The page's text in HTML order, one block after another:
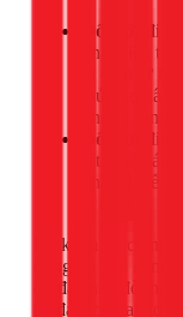
Đối với điện
nháy liên
bị điện tử
thử vào dây
không sáng).
Đối với điện
rệt. Điện áp
pha có thể
Để kiểm tra chính
đồng hồ vạn năng
đo đạc này đòi hỏi
để đảm bảo an toàn.